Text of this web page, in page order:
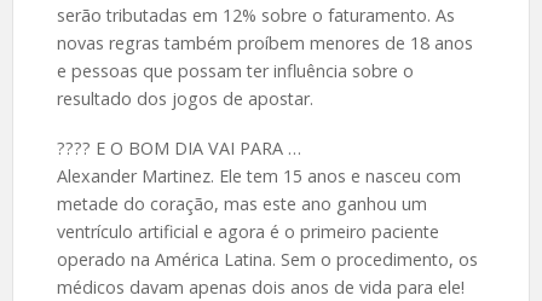
serão tributadas em 12% sobre o faturamento. As
novas regras também proíbem menores de 18 anos
e pessoas que possam ter influência sobre o
resultado dos jogos de apostar.
????️ E O BOM DIA VAI PARA …
Alexander Martinez. Ele tem 15 anos e nasceu com
metade do coração, mas este ano ganhou um
ventrículo artificial e agora é o primeiro paciente
operado na América Latina. Sem o procedimento, os
médicos davam apenas dois anos de vida para ele!